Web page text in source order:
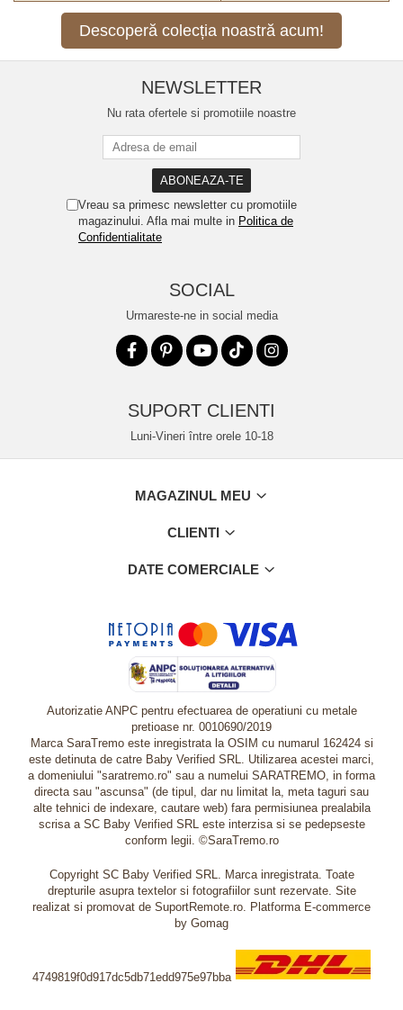
Descoperă colecția noastră acum!
NEWSLETTER
Nu rata ofertele si promotiile noastre
Vreau sa primesc newsletter cu promotiile
magazinului. Afla mai multe in Politica de
Confidentialitate
SOCIAL
Urmareste-ne in social media
SUPORT CLIENTI
Luni-Vineri între orele 10-18
MAGAZINUL MEU
CLIENTI
DATE COMERCIALE
Autorizatie ANPC pentru efectuarea de operatiuni cu metale
pretioase nr. 0010690/2019
Marca SaraTremo este inregistrata la OSIM cu numarul 162424 si
este detinuta de catre Baby Verified SRL. Utilizarea acestei marci,
a domeniului "saratremo.ro" sau a numelui SARATREMO, in forma
directa sau "ascunsa" (de tipul, dar nu limitat la, meta taguri sau
alte tehnici de indexare, cautare web) fara permisiunea prealabila
scrisa a SC Baby Verified SRL este interzisa si se pedepseste
conform legii. ©SaraTremo.ro
Copyright SC Baby Verified SRL. Marca inregistrata. Toate
drepturile asupra textelor si fotografiilor sunt rezervate. Site
realizat si promovat de SuportRemote.ro. Platforma E-commerce
by Gomag
4749819f0d917dc5db71edd975e97bba